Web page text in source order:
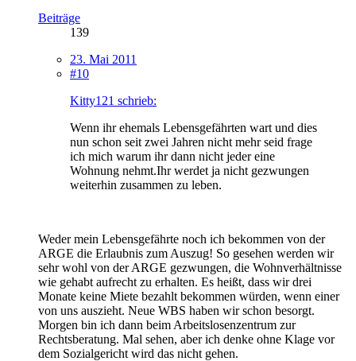
Beiträge
139
23. Mai 2011
#10
Kitty121 schrieb:
Wenn ihr ehemals Lebensgefährten wart und dies
nun schon seit zwei Jahren nicht mehr seid frage
ich mich warum ihr dann nicht jeder eine
Wohnung nehmt.Ihr werdet ja nicht gezwungen
weiterhin zusammen zu leben.
Weder mein Lebensgefährte noch ich bekommen von der
ARGE die Erlaubnis zum Auszug! So gesehen werden wir
sehr wohl von der ARGE gezwungen, die Wohnverhältnisse
wie gehabt aufrecht zu erhalten. Es heißt, dass wir drei
Monate keine Miete bezahlt bekommen würden, wenn einer
von uns auszieht. Neue WBS haben wir schon besorgt.
Morgen bin ich dann beim Arbeitslosenzentrum zur
Rechtsberatung. Mal sehen, aber ich denke ohne Klage vor
dem Sozialgericht wird das nicht gehen.